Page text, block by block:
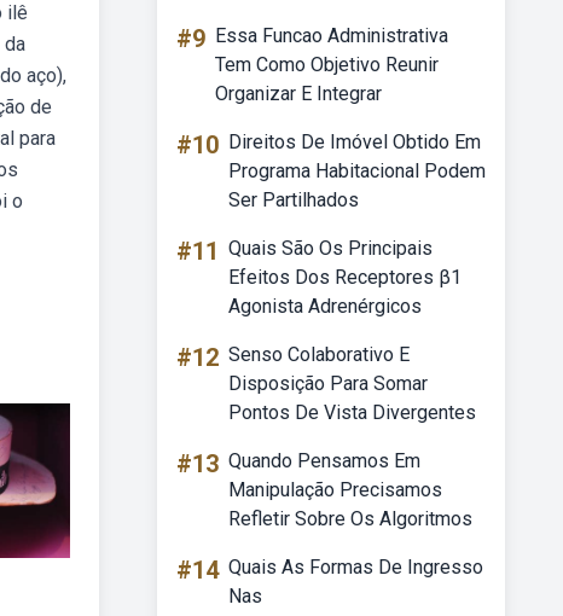
ilê
da
aço),
de
para
o
#9 Essa Funcao Administrativa
Tem Como Objetivo Reunir
Organizar E Integrar
#10 Direitos De Imóvel Obtido Em
Programa Habitacional Podem
Ser Partilhados
#11 Quais São Os Principais
Efeitos Dos Receptores β1
Agonista Adrenérgicos
#12 Senso Colaborativo E
Disposição Para Somar
Pontos De Vista Divergentes
#13 Quando Pensamos Em
Manipulação Precisamos
Refletir Sobre Os Algoritmos
#14 Quais As Formas De Ingresso
Nas